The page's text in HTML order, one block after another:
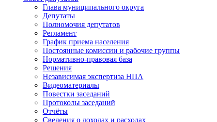
Глава муниципального округа
Депутаты
Полномочия депутатов
Регламент
График приема населения
Постоянные комиссии и рабочие группы
Нормативно-правовая база
Решения
Независимая экспертиза НПА
Видеоматериалы
Повестки заседаний
Протоколы заседаний
Отчёты
Сведения о доходах и расходах